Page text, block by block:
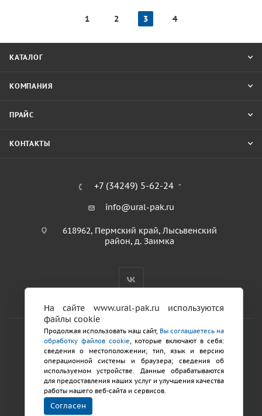
1 2 3 4
КАТАЛОГ
КОМПАНИЯ
ПРАЙС
КОНТАКТЫ
+7 (34249) 5-62-24
info@ural-pak.ru
618962, Пермский край, Лысьвенский
район, д. Заимка
2026 © ООО «ТД Урал ПАК»
Политика конфиденциальности
Разработка сайтов
На сайте www.ural-pak.ru используются
файлы cookie
Продолжая использовать наш сайт, Вы соглашаетесь на
обработку файлов cookie , которые включают в себя:
сведения о местоположении; тип, язык и версию
операционной системы и браузера; сведения об
используемом устройстве. Данные обрабатываются
для предоставления наших услуг и улучшения качества
работы нашего веб-сайта и сервисов.
Согласен